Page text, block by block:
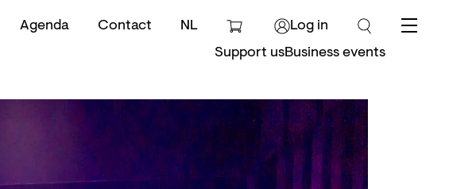
Agenda Contact NL
Log in
Support usBusiness events